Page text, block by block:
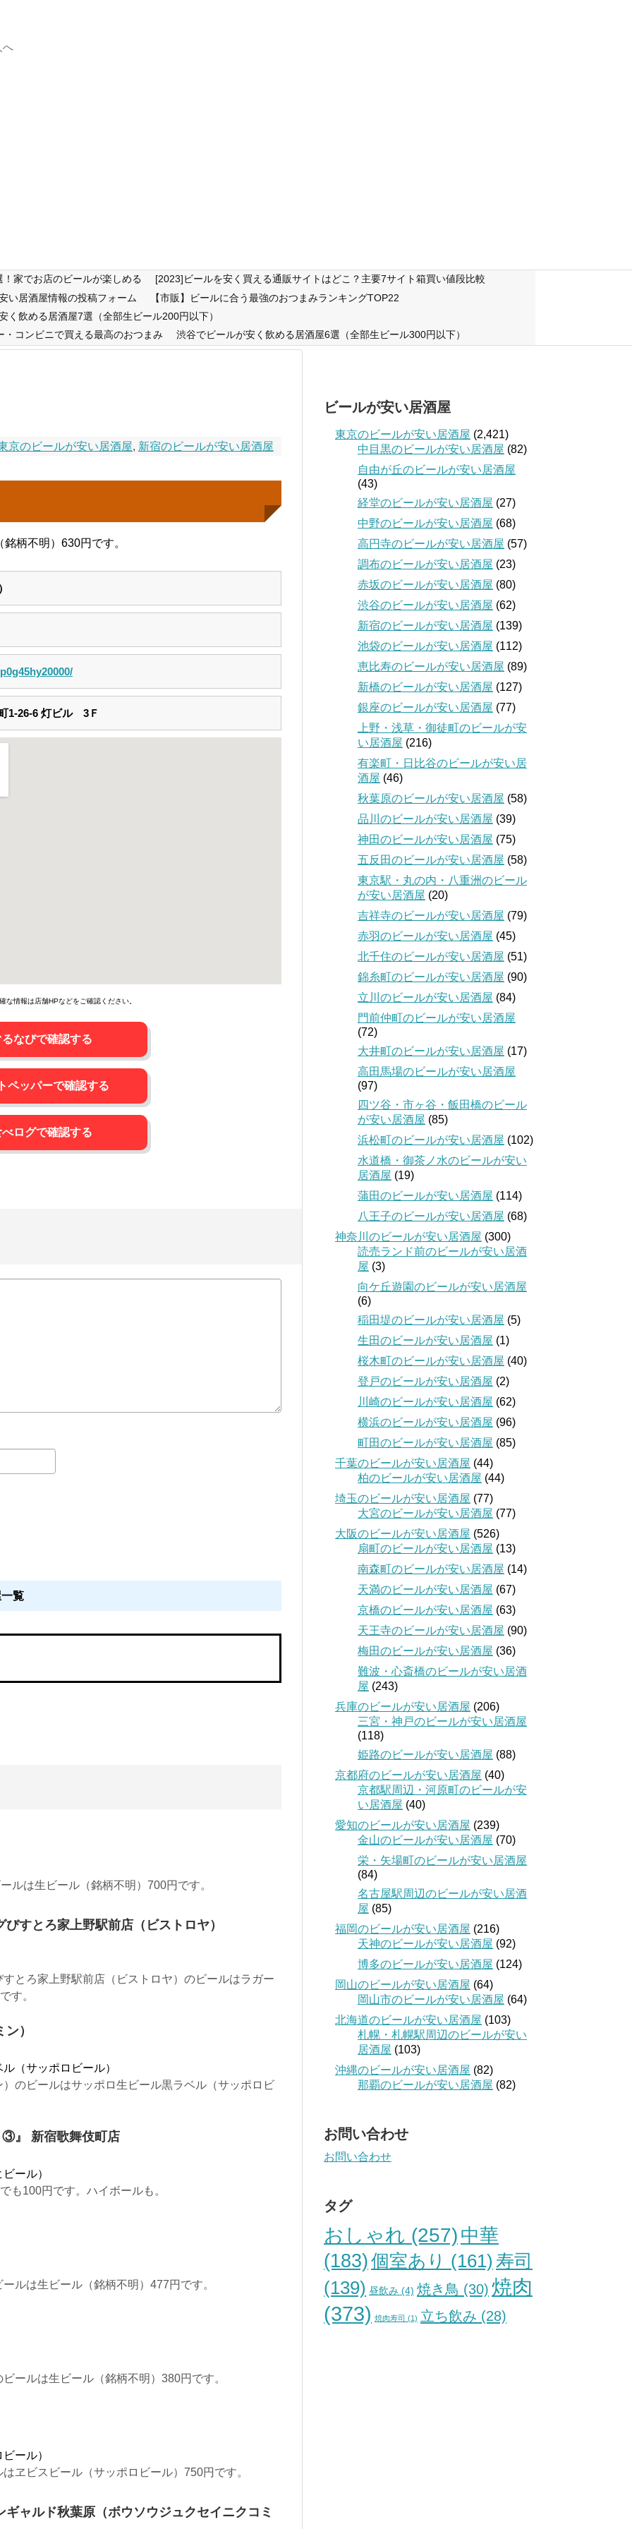
へ
家でお店のビールが楽しめる
[2023]ビールを安く買える通販サイトはどこ？主要7サイト箱買い値段比較
い居酒屋情報の投稿フォーム
【市販】ビールに合う最強のおつまみランキングTOP22
く飲める居酒屋7選（全部生ビール200円以下）
コンビニで買える最高のおつまみ
渋谷でビールが安く飲める居酒屋6選（全部生ビール300円以下）
京のビールが安い居酒屋, 新宿のビールが安い居酒屋
柄不明）630円です。
1-26-6 灯ビル 3Ｆ
情報は店舗HPなどをご確認ください。
るなびで確認する
ペッパーで確認する
べログで確認する
覧
ルは生ビール（銘柄不明）700円です。
すとろ家上野駅前店（ビストロヤ）
とろ家上野駅前店（ビストロヤ）のビールはラガー
す。
）
（サッポロビール）
のビールはサッポロ生ビール黒ラベル（サッポロビ
③』 新宿歌舞伎町店
ール）
も100円です。ハイボールも。
ルは生ビール（銘柄不明）477円です。
ールは生ビール（銘柄不明）380円です。
ール）
ヱビスビール（サッポロビール）750円です。
ギャルド秋葉原（ボウソウジュクセイニクコミ
ビールが安い居酒屋
東京のビールが安い居酒屋 (2,421)
中目黒のビールが安い居酒屋 (82)
自由が丘のビールが安い居酒屋
(43)
経堂のビールが安い居酒屋 (27)
中野のビールが安い居酒屋 (68)
高円寺のビールが安い居酒屋 (57)
調布のビールが安い居酒屋 (23)
赤坂のビールが安い居酒屋 (80)
渋谷のビールが安い居酒屋 (62)
新宿のビールが安い居酒屋 (139)
池袋のビールが安い居酒屋 (112)
恵比寿のビールが安い居酒屋 (89)
新橋のビールが安い居酒屋 (127)
銀座のビールが安い居酒屋 (77)
上野・浅草・御徒町のビールが安
い居酒屋 (216)
有楽町・日比谷のビールが安い居
酒屋 (46)
秋葉原のビールが安い居酒屋 (58)
品川のビールが安い居酒屋 (39)
神田のビールが安い居酒屋 (75)
五反田のビールが安い居酒屋 (58)
東京駅・丸の内・八重洲のビール
が安い居酒屋 (20)
吉祥寺のビールが安い居酒屋 (79)
赤羽のビールが安い居酒屋 (45)
北千住のビールが安い居酒屋 (51)
錦糸町のビールが安い居酒屋 (90)
立川のビールが安い居酒屋 (84)
門前仲町のビールが安い居酒屋
(72)
大井町のビールが安い居酒屋 (17)
高田馬場のビールが安い居酒屋
(97)
四ツ谷・市ヶ谷・飯田橋のビール
が安い居酒屋 (85)
浜松町のビールが安い居酒屋 (102)
水道橋・御茶ノ水のビールが安い
居酒屋 (19)
蒲田のビールが安い居酒屋 (114)
八王子のビールが安い居酒屋 (68)
神奈川のビールが安い居酒屋 (300)
読売ランド前のビールが安い居酒
屋 (3)
向ケ丘遊園のビールが安い居酒屋
(6)
稲田堤のビールが安い居酒屋 (5)
生田のビールが安い居酒屋 (1)
桜木町のビールが安い居酒屋 (40)
登戸のビールが安い居酒屋 (2)
川崎のビールが安い居酒屋 (62)
横浜のビールが安い居酒屋 (96)
町田のビールが安い居酒屋 (85)
千葉のビールが安い居酒屋 (44)
柏のビールが安い居酒屋 (44)
埼玉のビールが安い居酒屋 (77)
大宮のビールが安い居酒屋 (77)
大阪のビールが安い居酒屋 (526)
扇町のビールが安い居酒屋 (13)
南森町のビールが安い居酒屋 (14)
天満のビールが安い居酒屋 (67)
京橋のビールが安い居酒屋 (63)
天王寺のビールが安い居酒屋 (90)
梅田のビールが安い居酒屋 (36)
難波・心斎橋のビールが安い居酒
屋 (243)
兵庫のビールが安い居酒屋 (206)
三宮・神戸のビールが安い居酒屋
(118)
姫路のビールが安い居酒屋 (88)
京都府のビールが安い居酒屋 (40)
京都駅周辺・河原町のビールが安
い居酒屋 (40)
愛知のビールが安い居酒屋 (239)
金山のビールが安い居酒屋 (70)
栄・矢場町のビールが安い居酒屋
(84)
名古屋駅周辺のビールが安い居酒
屋 (85)
福岡のビールが安い居酒屋 (216)
天神のビールが安い居酒屋 (92)
博多のビールが安い居酒屋 (124)
岡山のビールが安い居酒屋 (64)
岡山市のビールが安い居酒屋 (64)
北海道のビールが安い居酒屋 (103)
札幌・札幌駅周辺のビールが安い
居酒屋 (103)
沖縄のビールが安い居酒屋 (82)
那覇のビールが安い居酒屋 (82)
お問い合わせ
お問い合わせ
タグ
おしゃれ (257) 中華
(183)個室あり (161) 寿司
(139) 昼飲み (4) 焼き鳥 (30) 焼肉
(373) 焼肉寿司 (1) 立ち飲み (28)